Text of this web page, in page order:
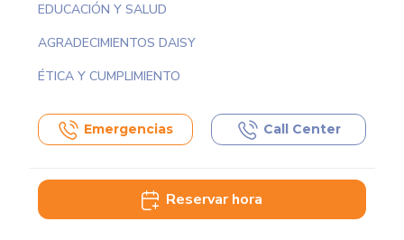
EDUCACIÓN Y SALUD
AGRADECIMIENTOS DAISY
ÉTICA Y CUMPLIMIENTO
Emergencias Call Center
Reservar hora